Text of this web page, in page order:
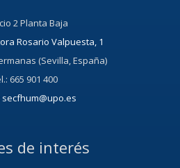
2 Planta Baja
Rosario Valpuesta, 1
(Sevilla, España)
665 901 400
secfhum@upo.es
de interés